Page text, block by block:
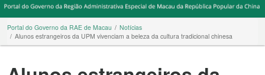
Portal do Governo da RAE de Macau
Notícias
Alunos estrangeiros da UPM vivenciam a beleza da cultura tradicional chinesa